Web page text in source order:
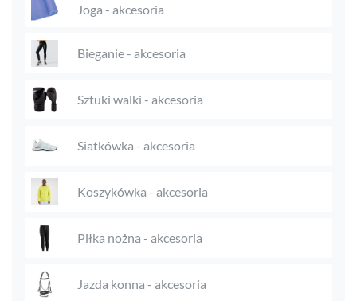
Joga - akcesoria
Bieganie - akcesoria
Sztuki walki - akcesoria
Siatkówka - akcesoria
Koszykówka - akcesoria
Piłka nożna - akcesoria
Jazda konna - akcesoria